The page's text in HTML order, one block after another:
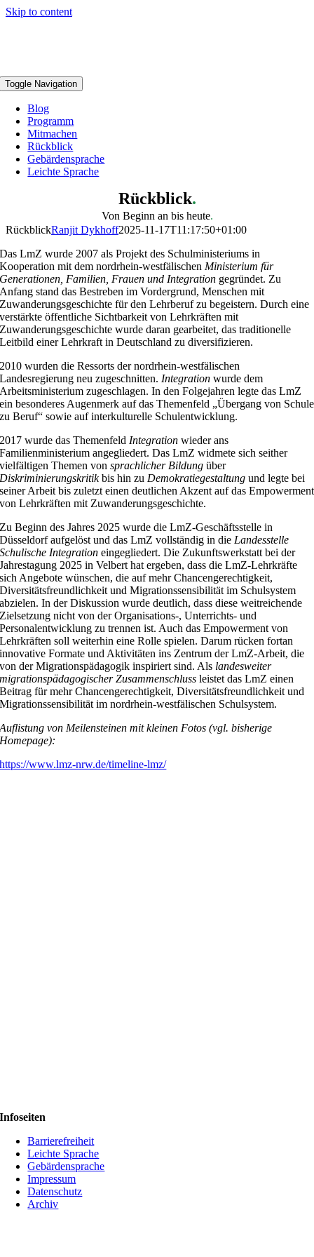
Skip to content
Toggle Navigation
Blog
Programm
Mitmachen
Rückblick
Gebärdensprache
Leichte Sprache
Rückblick.
Von Beginn an bis heute.
RückblickRanjit Dykhoff2025-11-17T11:17:50+01:00
Das LmZ wurde 2007 als Projekt des Schulministeriums in
Kooperation mit dem nordrhein-westfälischen Ministerium für
Generationen, Familien, Frauen und Integration gegründet. Zu
Anfang stand das Bestreben im Vordergrund, Menschen mit
Zuwanderungsgeschichte für den Lehrberuf zu begeistern. Durch eine
verstärkte öffentliche Sichtbarkeit von Lehrkräften mit
Zuwanderungsgeschichte wurde daran gearbeitet, das traditionelle
Leitbild einer Lehrkraft in Deutschland zu diversifizieren.
2010 wurden die Ressorts der nordrhein-westfälischen
Landesregierung neu zugeschnitten. Integration wurde dem
Arbeitsministerium zugeschlagen. In den Folgejahren legte das LmZ
ein besonderes Augenmerk auf das Themenfeld „Übergang von Schule
zu Beruf“ sowie auf interkulturelle Schulentwicklung.
2017 wurde das Themenfeld Integration wieder ans
Familienministerium angegliedert. Das LmZ widmete sich seither
vielfältigen Themen vonsprachlicher Bildung über
Diskriminierungskritikbis hin zu Demokratiegestaltung und legte bei
seiner Arbeit bis zuletzt einen deutlichen Akzent auf das Empowerment
von Lehrkräften mit Zuwanderungsgeschichte.
Zu Beginn des Jahres 2025 wurde die LmZ-Geschäftsstelle in
Düsseldorf aufgelöst und das LmZ vollständig in die Landesstelle
Schulische Integration eingegliedert. Die Zukunftswerkstatt bei der
Jahrestagung 2025 in Velbert hat ergeben, dass die LmZ-Lehrkräfte
sich Angebote wünschen, die auf mehr Chancengerechtigkeit,
Diversitätsfreundlichkeit und Migrationssensibilität im Schulsystem
abzielen. In der Diskussion wurde deutlich, dass diese weitreichende
Zielsetzung nicht von der Organisations-, Unterrichts- und
Personalentwicklung zu trennen ist. Auch das Empowerment von
Lehrkräften soll weiterhin eine Rolle spielen. Darum rücken fortan
innovative Formate und Aktivitäten ins Zentrum der LmZ-Arbeit, die
von der Migrationspädagogik inspiriert sind. Als landesweiter
migrationspädagogischer Zusammenschluss leistet das LmZ einen
Beitrag für mehr Chancengerechtigkeit, Diversitätsfreundlichkeit und
Migrationssensibilität im nordrhein-westfälischen Schulsystem.
Auflistung von Meilensteinen mit kleinen Fotos (vgl. bisherige
Homepage):
https://www.lmz-nrw.de/timeline-lmz/
Infoseiten
Barrierefreiheit
Leichte Sprache
Gebärdensprache
Impressum
Datenschutz
Archiv